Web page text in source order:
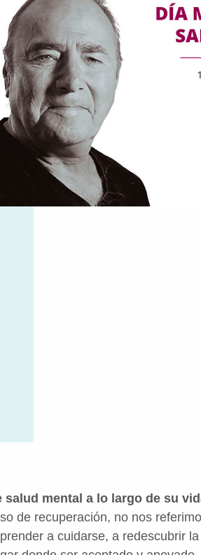
salud mental a lo largo de su
de recuperación, no nos
a cuidarse, a redescubrir